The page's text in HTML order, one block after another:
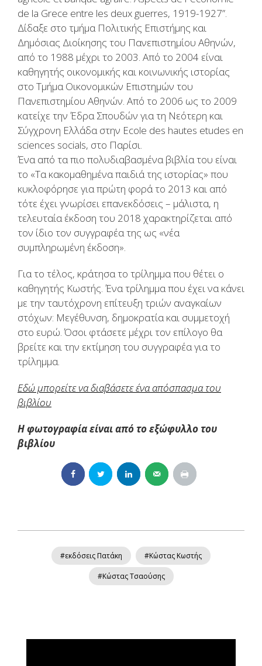
de la Grece entre les deux guerres, 1919-1927”.
Δίδαξε στο τμήμα Πολιτικής Επιστήμης και
Δημόσιας Διοίκησης του Πανεπιστημίου Αθηνών,
από το 1988 μέχρι το 2003. Από το 2004 είναι
καθηγητής οικονομικής και κοινωνικής ιστορίας
στο Τμήμα Οικονομικών Επιστημών του
Πανεπιστημίου Αθηνών. Από το 2006 ως το 2009
κατείχε την Έδρα Σπουδών για τη Νεότερη και
Σύγχρονη Ελλάδα στην Ecole des hautes etudes en
sciences socials, στο Παρίσι.
Ένα από τα πιο πολυδιαβασμένα βιβλία του είναι
το «Τα κακομαθημένα παιδιά της ιστορίας» που
κυκλοφόρησε για πρώτη φορά το 2013 και από
τότε έχει γνωρίσει επανεκδόσεις – μάλιστα, η
τελευταία έκδοση του 2018 χαρακτηρίζεται από
τον ίδιο τον συγγραφέα της ως «νέα
συμπληρωμένη έκδοση».
Για το τέλος, κράτησα το τρίλημμα που θέτει ο
καθηγητής Κωστής. Ένα τρίλημμα που έχει να κάνει
με την ταυτόχρονη επίτευξη τριών αναγκαίων
στόχων: Μεγέθυνση, δημοκρατία και συμμετοχή
στο ευρώ. Όσοι φτάσετε μέχρι τον επίλογο θα
βρείτε και την εκτίμηση του συγγραφέα για το
τρίλημμα.
Εδώ μπορείτε να διαβάσετε ένα απόσπασμα του
βιβλίου
Η φωτογραφία είναι από το εξώφυλλο του
βιβλίου
#εκδόσεις Πατάκη #Κώστας Κωστής
#Κώστας Τσαούσης